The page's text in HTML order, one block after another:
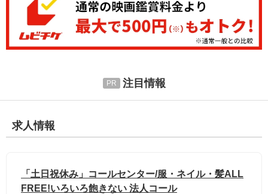
注目情報
求人情報
「土日祝休み」コールセンター/服・ネイル・髪ALL
FREE!いろいろ飽きない 法人コール